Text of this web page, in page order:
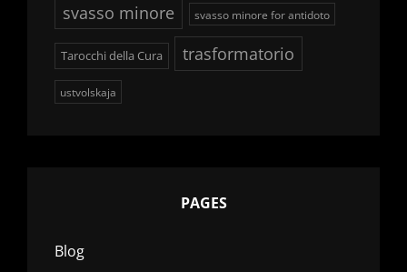
svasso minore svasso minore for antidoto
Tarocchi della Cura trasformatorio
ustvolskaja
PAGES
Blog